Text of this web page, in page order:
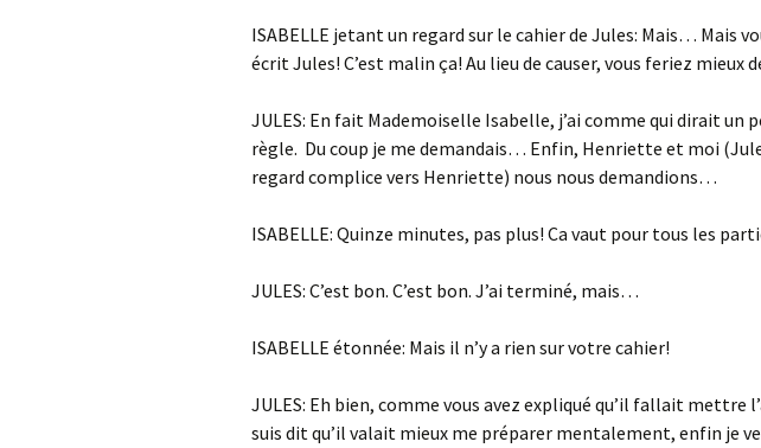
ISABELLE jetant un regard sur le cahier de Jules: Mais… Mais
écrit Jules! C’est malin ça! Au lieu de causer, vous feriez mieux
JULES: En fait Mademoiselle Isabelle, j’ai comme qui dirait un
règle. Du coup je me demandais… Enfin, Henriette et moi
regard complice vers Henriette) nous nous demandions…
ISABELLE: Quinze minutes, pas plus! Ca vaut pour tous les
JULES: C’est bon. C’est bon. J’ai terminé, mais…
ISABELLE étonnée: Mais il n’y a rien sur votre cahier!
JULES: Eh bien, comme vous avez expliqué qu’il fallait mettre
suis dit qu’il valait mieux me préparer mentalement, enfin je